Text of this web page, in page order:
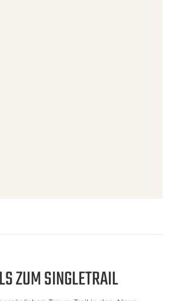
ZUM SINGLETRAIL